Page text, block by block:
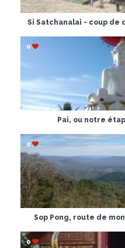
Si Satchanalai - coup
0
Pai, ou notre
0
Sop Pong, route de
0